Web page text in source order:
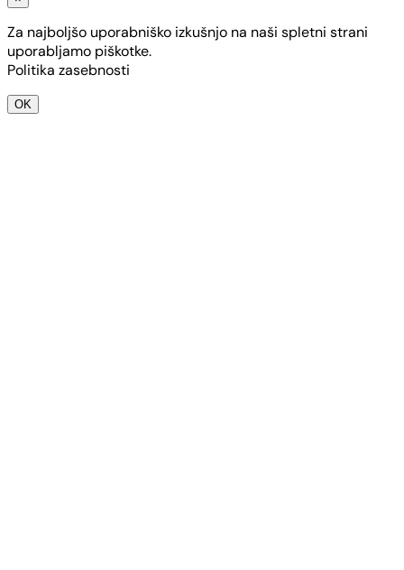
Za najboljšo uporabniško izkušnjo na naši spletni strani
uporabljamo piškotke.
Politika zasebnosti
OK